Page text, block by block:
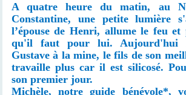
A quatre heure du matin, au
Constantine, une petite lumière
l’épouse de Henri, allume le feu
qu'il faut pour lui. Aujourd'hui
Gustave à la mine, le fils de son
travaille plus car il est silicosé.
son premier jour.
Michèle, notre guide bénévole*,